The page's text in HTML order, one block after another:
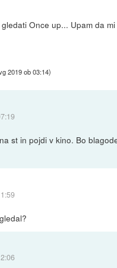
Once up... Upam da
2019 ob 03:14)
st in pojdi v kino. Bo